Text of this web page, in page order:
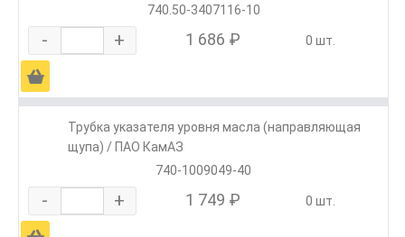
740.50-3407116-10
- + 1 686 ₽ 0 шт.
Ä
Трубка указателя уровня масла (направляющая
щупа) / ПАО КамАЗ
740-1009049-40
- + 1 749 ₽ 0 шт.